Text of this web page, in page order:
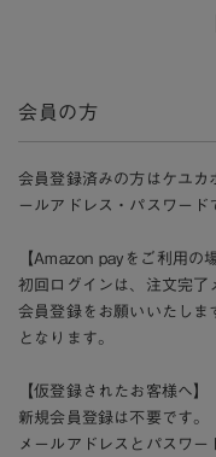
会員の方
会員登録済みの方はケユカ
ールアドレス・パスワード
【Amazon payをご利用の
初回ログインは、注文完了
会員登録をお願いいたしま
となります。
【仮登録されたお客様へ】
新規会員登録は不要です。
メールアドレスとパスワ